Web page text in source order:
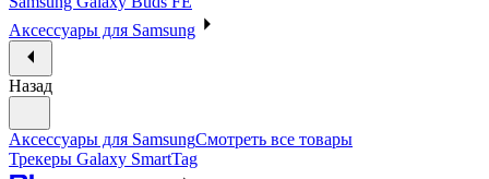
Аксессуары для Samsung
Назад
Аксессуары для SamsungСмотреть все товары
Трекеры Galaxy SmartTag